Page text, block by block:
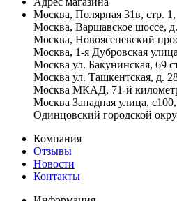
Москва, Полярная 31в, стр. 1,
Москва, Варшавское шоссе,
Москва, Новоясеневский
Москва, 1-я Дубровская
Москва ул. Бакунинская, 69
Москва ул. Ташкентская, д.
Москва МКАД, 71-й
Москва Западная улица,
Одинцовский городской
Компания
Отзывы
Новости
Контакты